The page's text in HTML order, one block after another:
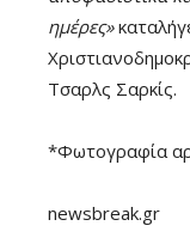
ημέρες»
Τσαρλς Σαρκίς.
*Φωτογραφία
newsbreak.gr